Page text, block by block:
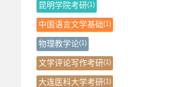
昆明学院考研(1)
中国语言文学基础(1)
物理教学论(1)
文学评论写作考研(1)
大连医科大学考研(1)